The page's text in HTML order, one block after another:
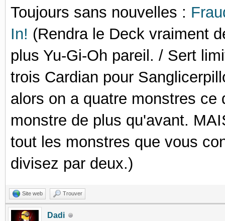
Toujours sans nouvelles :
In! (Rendra le Deck vraiment
plus Yu-Gi-Oh pareil. / Sert
trois Cardian pour
alors on a quatre monstres
monstre de plus qu'avant.
tout les monstres que vous
divisez par deux.)
Site web Trouver
Dadi